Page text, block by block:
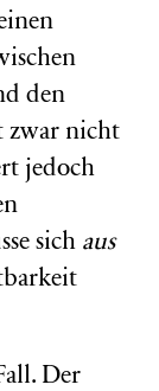
den
zwar nicht
jedoch
sich aus
Der